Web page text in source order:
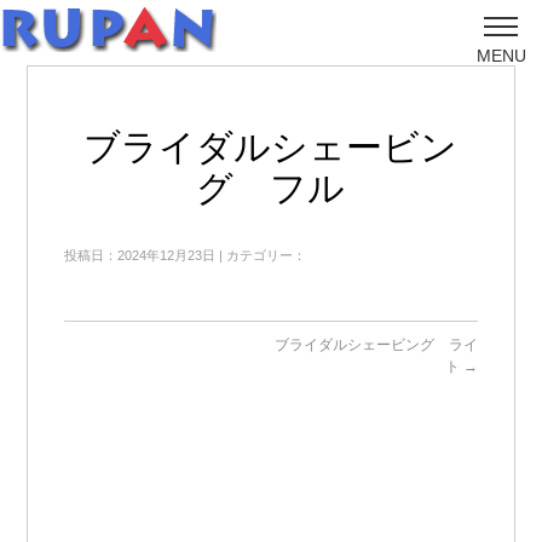
MENU
ブライダルシェービン
グ フル
投稿日：2024年12月23日 | カテゴリー：
ブライダルシェービング ライ
ト →